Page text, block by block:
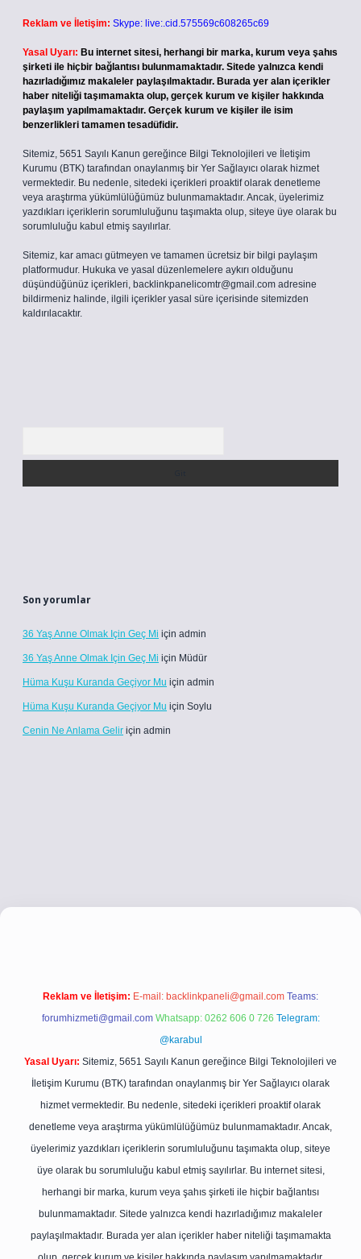
Reklam ve İletişim: Skype: live:.cid.575569c608265c69
Yasal Uyarı: Bu internet sitesi, herhangi bir marka, kurum veya şahıs
şirketi ile hiçbir bağlantısı bulunmamaktadır. Sitede yalnızca kendi
hazırladığımız makaleler paylaşılmaktadır. Burada yer alan içerikler
haber niteliği taşımamakta olup, gerçek kurum ve kişiler hakkında
paylaşım yapılmamaktadır. Gerçek kurum ve kişiler ile isim
benzerlikleri tamamen tesadüfidir.
Sitemiz, 5651 Sayılı Kanun gereğince Bilgi Teknolojileri ve İletişim
Kurumu (BTK) tarafından onaylanmış bir Yer Sağlayıcı olarak hizmet
vermektedir. Bu nedenle, sitedeki içerikleri proaktif olarak denetleme
veya araştırma yükümlülüğümüz bulunmamaktadır. Ancak, üyelerimiz
yazdıkları içeriklerin sorumluluğunu taşımakta olup, siteye üye olarak bu
sorumluluğu kabul etmiş sayılırlar.
Sitemiz, kar amacı gütmeyen ve tamamen ücretsiz bir bilgi paylaşım
platformudur. Hukuka ve yasal düzenlemelere aykırı olduğunu
düşündüğünüz içerikleri, backlinkpanelicomtr@gmail.com adresine
bildirmeniz halinde, ilgili içerikler yasal süre içerisinde sitemizden
kaldırılacaktır.
Son yorumlar
36 Yaş Anne Olmak Için Geç Mi için admin
36 Yaş Anne Olmak Için Geç Mi için Müdür
Hüma Kuşu Kuranda Geçiyor Mu için admin
Hüma Kuşu Kuranda Geçiyor Mu için Soylu
Cenin Ne Anlama Gelir için admin
betci girişbetci girişhiltonbet yeni giriş
Reklam ve İletişim: E-mail: backlinkpaneli@gmail.com Teams:
forumhizmeti@gmail.com Whatsapp: 0262 606 0 726 Telegram:
@karabul
Yasal Uyarı: Sitemiz, 5651 Sayılı Kanun gereğince Bilgi Teknolojileri ve
İletişim Kurumu (BTK) tarafından onaylanmış bir Yer Sağlayıcı olarak
hizmet vermektedir. Bu nedenle, sitedeki içerikleri proaktif olarak
denetleme veya araştırma yükümlülüğümüz bulunmamaktadır. Ancak,
üyelerimiz yazdıkları içeriklerin sorumluluğunu taşımakta olup, siteye
üye olarak bu sorumluluğu kabul etmiş sayılırlar. Bu internet sitesi,
herhangi bir marka, kurum veya şahıs şirketi ile hiçbir bağlantısı
bulunmamaktadır. Sitede yalnızca kendi hazırladığımız makaleler
paylaşılmaktadır. Burada yer alan içerikler haber niteliği taşımamakta